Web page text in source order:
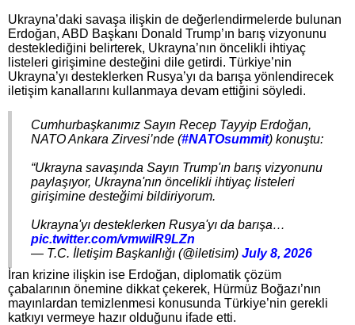
Ukrayna’daki savaşa ilişkin de değerlendirmelerde bulunan
Erdoğan, ABD Başkanı Donald Trump’ın barış vizyonunu
desteklediğini belirterek, Ukrayna’nın öncelikli ihtiyaç
listeleri girişimine desteğini dile getirdi. Türkiye’nin
Ukrayna’yı desteklerken Rusya’yı da barışa yönlendirecek
iletişim kanallarını kullanmaya devam ettiğini söyledi.
Cumhurbaşkanımız Sayın Recep Tayyip Erdoğan,
NATO Ankara Zirvesi’nde (#NATOsummit) konuştu:
“Ukrayna savaşında Sayın Trump'ın barış vizyonunu
paylaşıyor, Ukrayna'nın öncelikli ihtiyaç listeleri
girişimine desteğimi bildiriyorum.
Ukrayna'yı desteklerken Rusya'yı da barışa…
pic.twitter.com/vmwiIR9LZn
— T.C. İletişim Başkanlığı (@iletisim) July 8, 2026
İran krizine ilişkin ise Erdoğan, diplomatik çözüm
çabalarının önemine dikkat çekerek, Hürmüz Boğazı’nın
mayınlardan temizlenmesi konusunda Türkiye’nin gerekli
katkıyı vermeye hazır olduğunu ifade etti.